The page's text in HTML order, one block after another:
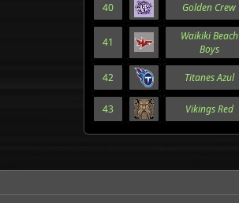
40 Golden Crew
41
Waikiki Beach
Boys
42 Titanes Azul
43 Vikings Red